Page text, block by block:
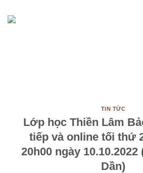
qua
TIN TỨC
Lớp học Thiền Lâm
tiếp và online tối thứ
20h00 ngày 10.10.2022
Dần)